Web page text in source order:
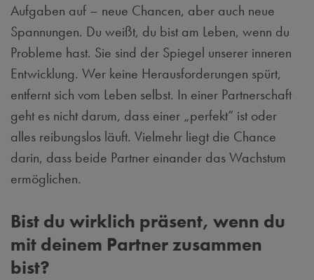
Aufgaben auf – neue Chancen, aber auch neue
Spannungen. Du weißt, du bist am Leben, wenn du
Probleme hast. Sie sind der Spiegel unserer inneren
Entwicklung. Wer keine Herausforderungen spürt,
entfernt sich vom Leben selbst. In einer Partnerschaft
geht es nicht darum, dass einer „perfekt“ ist oder
alles reibungslos läuft. Vielmehr liegt die Chance
darin, dass beide Partner einander das Wachstum
ermöglichen.
Bist du wirklich präsent, wenn du
mit deinem Partner zusammen
bist?